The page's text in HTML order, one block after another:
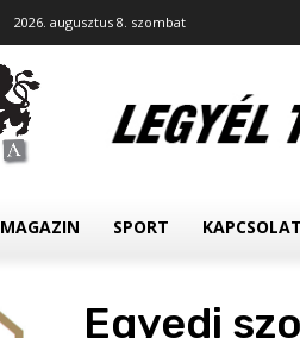
2026. augusztus 8. szombat
MAGAZIN SPORT KAPCSOLAT
Egyedi